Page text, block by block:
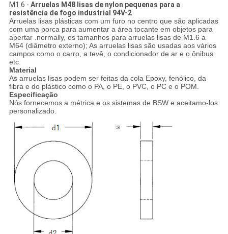
M1.6 - Arruelas M48 lisas de nylon pequenas para a
resistência de fogo industrial 94V-2
Arruelas lisas plásticas com um furo no centro que são aplicadas
com uma porca para aumentar a área tocante em objetos para
apertar .normally, os tamanhos para arruelas lisas de M1.6 a
M64 (diâmetro externo); As arruelas lisas são usadas aos vários
campos como o carro, a tevê, o condicionador de ar e o ônibus
etc.
Material
As arruelas lisas podem ser feitas da cola Epoxy, fenólico, da
fibra e do plástico como o PA, o PE, o PVC, o PC e o POM.
Especificação
Nós fornecemos a métrica e os sistemas de BSW e aceitamo-los
personalizado.